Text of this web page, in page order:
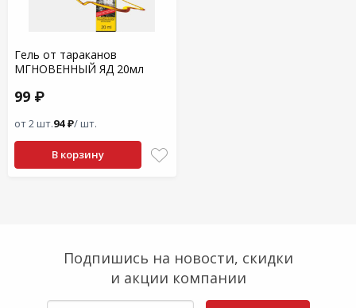
Гель от тараканов
МГНОВЕННЫЙ ЯД 20мл
99 ₽
от 2 шт.94 ₽/ шт.
В корзину
Подпишись на новости, скидки
и акции компании